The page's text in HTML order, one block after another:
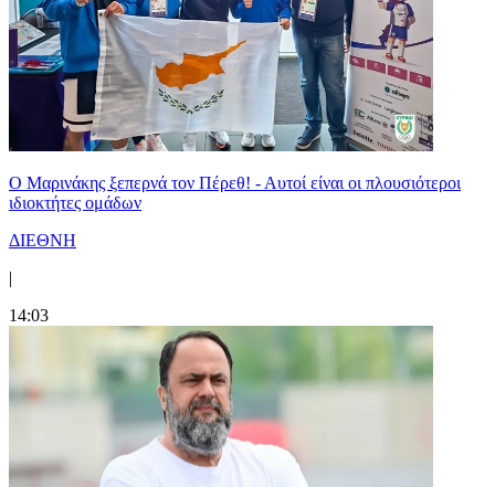
Ο Μαρινάκης ξεπερνά τον Πέρεθ! - Αυτοί είναι οι πλουσιότεροι
ιδιοκτήτες ομάδων
ΔΙΕΘΝΗ
|
14:03